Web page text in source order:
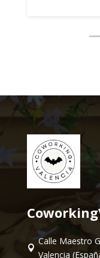

Calle Maestro
Valencia